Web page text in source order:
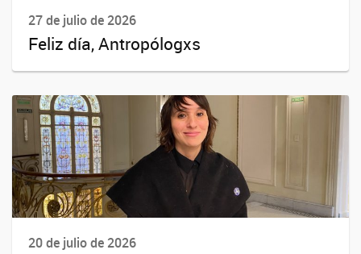
27 de julio de 2026
Feliz día, Antropólogxs
20 de julio de 2026